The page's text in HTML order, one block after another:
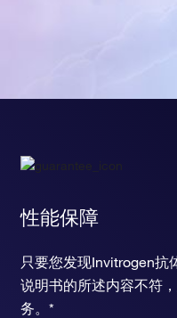
性能保障
只要您发现Invitrogen抗
说明书的所述内容不符
务。*